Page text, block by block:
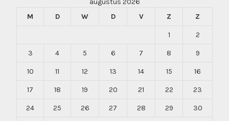
M
D W D V Z Z
1 2
3 4 5 6 7 8 9
10 11 12 13 14 15 16
17 18 19 20 21 22 23
24 25 26 27 28 29 30